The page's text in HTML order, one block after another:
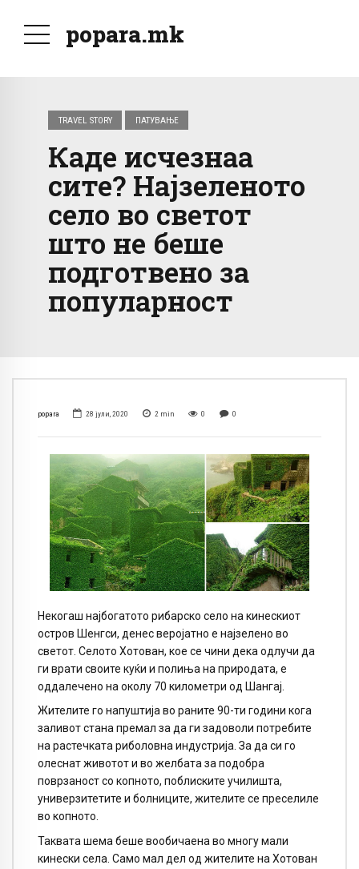
popara.mk
TRAVEL STORY ПАТУВАЊЕ
Каде исчезнаа
сите? Најзеленото
село во светот
што не беше
подготвено за
популарност
popara 28 јули, 2020 2 min 0 0
Некогаш најбогатото рибарско село на кинескиот
остров Шенгси, денес веројатно е најзелено во
светот. Селото Хотован, кое се чини дека одлучи да
ги врати своите куќи и полиња на природата, е
оддалечено на околу 70 километри од Шангај.
Жителите го напуштија во раните 90-ти години кога
заливот стана премал за да ги задоволи потребите
на растечката риболовна индустрија. За да си го
олеснат животот и во желбата за подобра
поврзаност со копното, поблиските училишта,
универзитетите и болниците, жителите се преселиле
во копното.
Таквата шема беше вообичаена во многу мали
кинески села. Само мал дел од жителите на Хотован